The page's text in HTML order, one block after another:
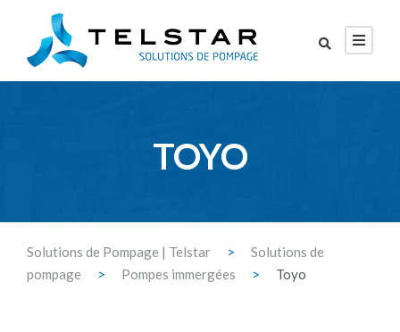
TOYO
Solutions de Pompage | Telstar >
Solutions de
pompage
> Pompes immergées > Toyo